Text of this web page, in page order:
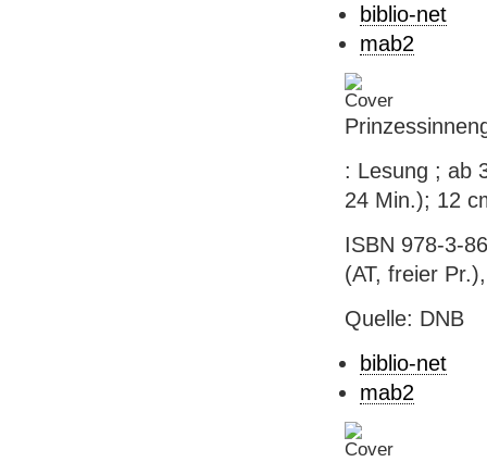
biblio-net
mab2
: Lesung ; ab
24 Min.); 12
ISBN 978-3-
(AT, freier
Quelle: DNB
biblio-net
mab2